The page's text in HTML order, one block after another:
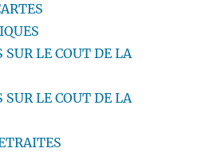
SUR LE COUT DE LA
SUR LE COUT DE LA